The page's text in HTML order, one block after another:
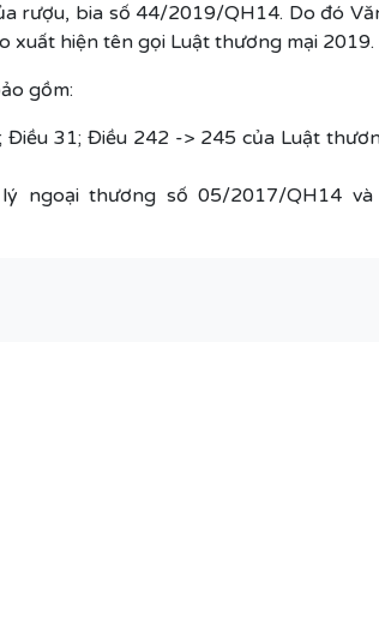
rượu, bia số 44/2019/QH14. Do đó
hiện tên gọi Luật thương mại 2019.
gồm:
31; Điều 242 -> 245 của Luật
ngoại thương số 05/2017/QH14